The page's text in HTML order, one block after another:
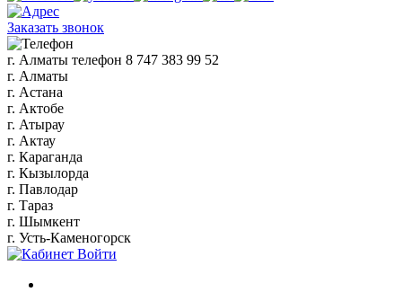
Заказать звонок
г. Алматы телефон 8 747 383 99 52
г. Алматы
г. Астана
г. Актобе
г. Атырау
г. Актау
г. Караганда
г. Кызылорда
г. Павлодар
г. Тараз
г. Шымкент
г. Усть-Каменогорск
Войти